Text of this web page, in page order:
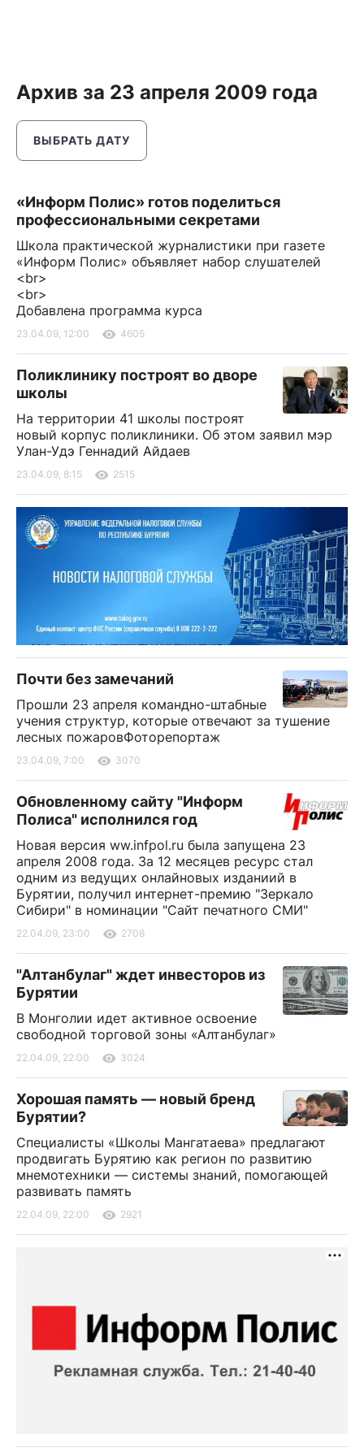
Архив за 23 апреля 2009 года
ВЫБРАТЬ ДАТУ
«Информ Полис» готов поделиться
профессиональными секретами
Школа практической журналистики при газете
«Информ Полис» объявляет набор слушателей
<br>
<br>
Добавлена программа курса
23.04.09, 12:00 4605
Поликлинику построят во дворе
школы
На территории 41 школы построят
новый корпус поликлиники. Об этом заявил мэр
Улан-Удэ Геннадий Айдаев
23.04.09, 8:15 2515
Почти без замечаний
Прошли 23 апреля командно-штабные
учения структур, которые отвечают за тушение
лесных пожаровФоторепортаж
23.04.09, 7:00 3070
Обновленному сайту "Информ
Полиса" исполнился год
Новая версия ww.infpol.ru была запущена 23
апреля 2008 года. За 12 месяцев ресурс стал
одним из ведущих онлайновых изданиий в
Бурятии, получил интернет-премию "Зеркало
Сибири" в номинации "Сайт печатного СМИ"
22.04.09, 23:00 2708
"Алтанбулаг" ждет инвесторов из
Бурятии
В Монголии идет активное освоение
свободной торговой зоны «Алтанбулаг»
22.04.09, 22:00 3024
Хорошая память — новый бренд
Бурятии?
Специалисты «Школы Мангатаева» предлагают
продвигать Бурятию как регион по развитию
мнемотехники — системы знаний, помогающей
развивать память
22.04.09, 22:00 2921